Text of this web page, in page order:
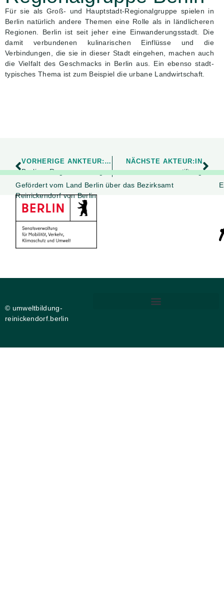
Für sie als Groß- und Hauptstadt-Regionalgruppe spielen in
Berlin natürlich andere Themen eine Rolle als in ländlicheren
Regionen. Berlin ist seit jeher eine Einwanderungsstadt. Die
damit verbundenen kulinarischen Einflüsse und die
Verbindungen, die sie in dieser Stadt eingehen, machen auch
die Vielfalt des Geschmacks in Berlin aus. Ein ebenso stadt-
typisches Thema ist zum Beispiel die urbane Landwirtschaft.
VORHERIGE ANKTEUR:IN
Berliner Regenwasseragentur
NÄCHSTE AKTEUR:IN
anstiftung
Gefördert vom Land Berlin über das Bezirksamt
Reinickendorf von Berlin
© umweltbildung-
reinickendorf.berlin